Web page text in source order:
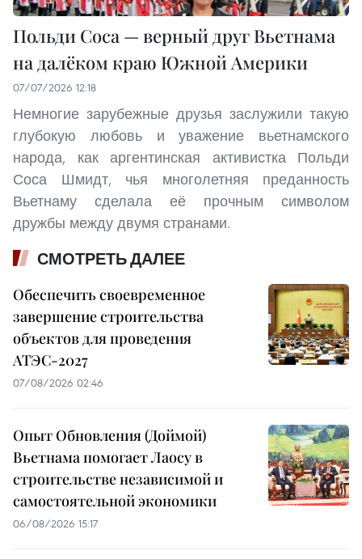
Польди Соса — верный друг Вьетнама
на далёком краю Южной Америки
07/07/2026 12:18
Немногие зарубежные друзья заслужили такую
глубокую любовь и уважение вьетнамского
народа, как аргентинская активистка Польди
Соса Шмидт, чья многолетняя преданность
Вьетнаму сделала её прочным символом
дружбы между двумя странами.
СМОТРЕТЬ ДАЛЕЕ
Обеспечить своевременное
завершение строительства
объектов для проведения
АТЭС-2027
07/08/2026 02:46
Опыт Обновления (Доймой)
Вьетнама помогает Лаосу в
строительстве независимой и
самостоятельной экономики
06/08/2026 15:17